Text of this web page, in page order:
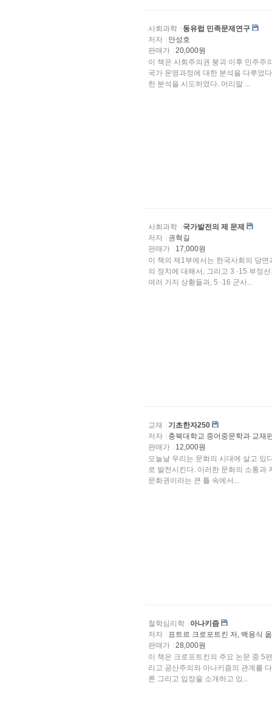
사회과학
동유럽 민족문제연구
저자
안성호
판매가
20,000원
이 책은 사회주의권 붕괴 이후 민주주
국가 운영과정에 대한 분석을 다루었다. 특히 구사회주의권 국가의 민족, 종교, 인종
한 분석을 시도하였다. 머리말 ...
사회과학
국가발전의 제 문제
저자
권혁길
판매가
17,000원
이 책의 제1부에서는 한국사회의 당면과제로부터
의 정치에 대해서, 그리고 3 ·15 부정
여러 가지 상황들과, 5 ·16 군사...
교재
기초한자250
저자
충북대학교 중어중문학과 교재
판매가
12,000원
오늘날 우리는 문화의 시대에 살고 있다. 문화는 상
로 발전시킨다. 이러한 문화의 소통과
문화권이라는 큰 틀 속에서...
철학심리학
아나키즘
저자
표트르 크로포트킨 저, 백용식
판매가
28,000원
이 책은 크로포트킨의 주요 논문 중 5
리고 공산주의와 아나키즘의 관계를
론 그리고 입장을 소개하고 있...